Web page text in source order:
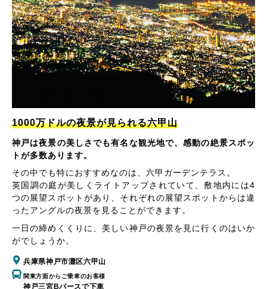
1000万ドルの夜景が見られる六甲山
神戸は夜景の美しさでも有名な観光地で、感動の絶景スポッ
トが多数あります。
その中でも特におすすめなのは、六甲ガーデンテラス。
英国調の庭が美しくライトアップされていて、敷地内には4
つの展望スポットがあり、それぞれの展望スポットからは違
ったアングルの夜景を見ることができます。
一日の締めくくりに、美しい神戸の夜景を見に行くのはいか
がでしょうか。
兵庫県神戸市灘区六甲山
関東方面からご乗車のお客様
神戸三宮Bバースで下車